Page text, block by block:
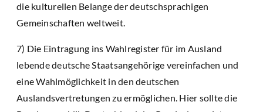
die kulturellen Belange der deutschsprachigen
Gemeinschaften weltweit.
7) Die Eintragung ins Wahlregister für im Ausland
lebende deutsche Staatsangehörige vereinfachen und
eine Wahlmöglichkeit in den deutschen
Auslandsvertretungen zu ermöglichen. Hier sollte die